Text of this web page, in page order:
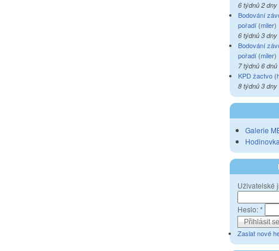
6 týdnů 2 dny
Bodování
pořadí(miler)
6 týdnů 3 dny
Bodování
pořadí(miler)
7 týdnů 6 dnů
KPD žactvo(
8 týdnů 3 dny
Galerie
Uživatelské
Heslo:*
Zaslat nové